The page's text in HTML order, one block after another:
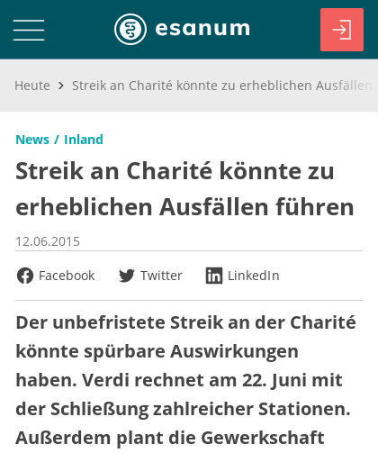
Heute
News Inland
Streik an Charité könnte zu
erheblichen Ausfällen führen
12.06.2015
Facebook
Twitter LinkedIn
Der unbefristete Streik an der Charité
könnte spürbare Auswirkungen
haben. Verdi rechnet am 22. Juni mit
der Schließung zahlreicher Stationen.
Außerdem plant die Gewerkschaft